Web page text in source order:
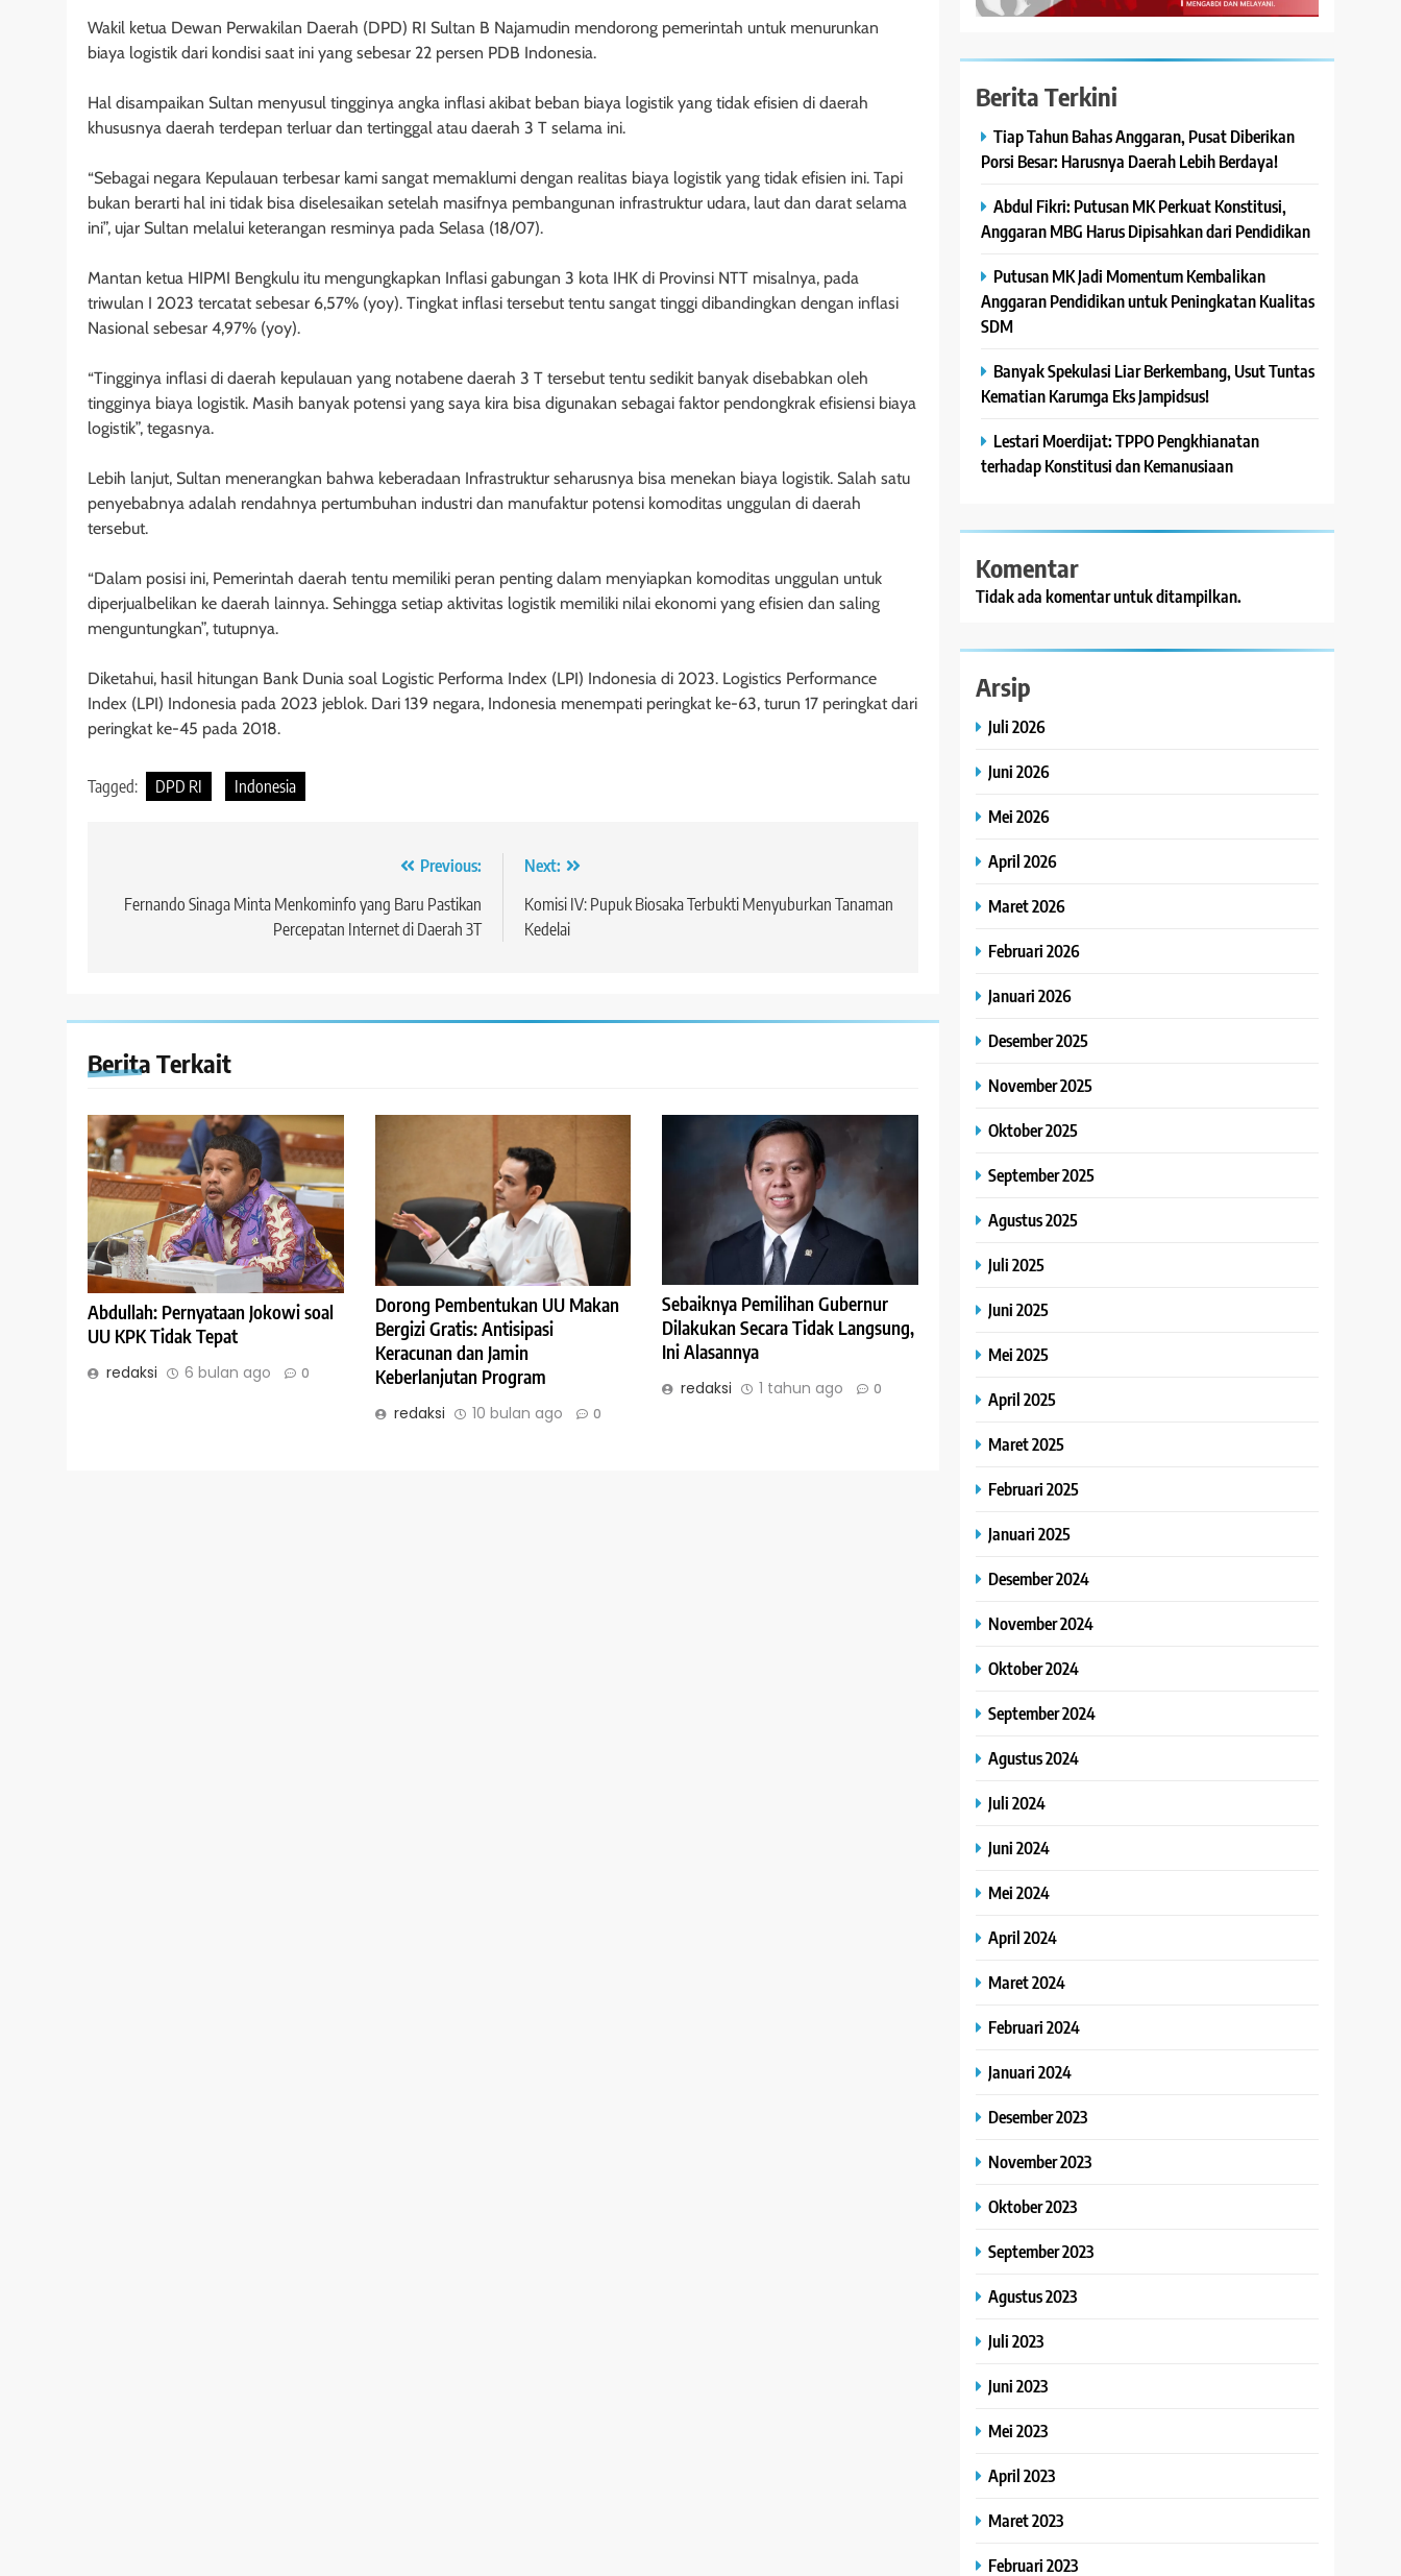
Wakil ketua Dewan Perwakilan Daerah (DPD) RI Sultan B Najamudin mendorong pemerintah untuk menurunkan
biaya logistik dari kondisi saat ini yang sebesar 22 persen PDB Indonesia.
Hal disampaikan Sultan menyusul tingginya angka inflasi akibat beban biaya logistik yang tidak efisien di daerah
khususnya daerah terdepan terluar dan tertinggal atau daerah 3 T selama ini.
“Sebagai negara Kepulauan terbesar kami sangat memaklumi dengan realitas biaya logistik yang tidak efisien ini. Tapi
bukan berarti hal ini tidak bisa diselesaikan setelah masifnya pembangunan infrastruktur udara, laut dan darat selama
ini”, ujar Sultan melalui keterangan resminya pada Selasa (18/07).
Mantan ketua HIPMI Bengkulu itu mengungkapkan Inflasi gabungan 3 kota IHK di Provinsi NTT misalnya, pada
triwulan I 2023 tercatat sebesar 6,57% (yoy). Tingkat inflasi tersebut tentu sangat tinggi dibandingkan dengan inflasi
Nasional sebesar 4,97% (yoy).
“Tingginya inflasi di daerah kepulauan yang notabene daerah 3 T tersebut tentu sedikit banyak disebabkan oleh
tingginya biaya logistik. Masih banyak potensi yang saya kira bisa digunakan sebagai faktor pendongkrak efisiensi biaya
logistik”, tegasnya.
Lebih lanjut, Sultan menerangkan bahwa keberadaan Infrastruktur seharusnya bisa menekan biaya logistik. Salah satu
penyebabnya adalah rendahnya pertumbuhan industri dan manufaktur potensi komoditas unggulan di daerah
tersebut.
“Dalam posisi ini, Pemerintah daerah tentu memiliki peran penting dalam menyiapkan komoditas unggulan untuk
diperjualbelikan ke daerah lainnya. Sehingga setiap aktivitas logistik memiliki nilai ekonomi yang efisien dan saling
menguntungkan”, tutupnya.
Diketahui, hasil hitungan Bank Dunia soal Logistic Performa Index (LPI) Indonesia di 2023. Logistics Performance
Index (LPI) Indonesia pada 2023 jeblok. Dari 139 negara, Indonesia menempati peringkat ke-63, turun 17 peringkat dari
peringkat ke-45 pada 2018.
Tagged: DPD RI Indonesia
pos
Previous:
Fernando Sinaga Minta Menkominfo yang Baru Pastikan
Percepatan Internet di Daerah 3T
Next:
Komisi IV: Pupuk Biosaka Terbukti Menyuburkan Tanaman
Kedelai
Berita Terkait
Abdullah: Pernyataan Jokowi soal
UU KPK Tidak Tepat
redaksi 6 bulan ago 0
Dorong Pembentukan UU Makan
Bergizi Gratis: Antisipasi
Keracunan dan Jamin
Keberlanjutan Program
redaksi 10 bulan ago 0
Sebaiknya Pemilihan Gubernur
Dilakukan Secara Tidak Langsung,
Ini Alasannya
redaksi 1 tahun ago 0
Berita Terkini
Tiap Tahun Bahas Anggaran, Pusat Diberikan
Porsi Besar: Harusnya Daerah Lebih Berdaya!
Abdul Fikri: Putusan MK Perkuat Konstitusi,
Anggaran MBG Harus Dipisahkan dari Pendidikan
Putusan MK Jadi Momentum Kembalikan
Anggaran Pendidikan untuk Peningkatan Kualitas
SDM
Banyak Spekulasi Liar Berkembang, Usut Tuntas
Kematian Karumga Eks Jampidsus!
Lestari Moerdijat: TPPO Pengkhianatan
terhadap Konstitusi dan Kemanusiaan
Komentar
Tidak ada komentar untuk ditampilkan.
Arsip
Juli 2026
Juni 2026
Mei 2026
April 2026
Maret 2026
Februari 2026
Januari 2026
Desember 2025
November 2025
Oktober 2025
September 2025
Agustus 2025
Juli 2025
Juni 2025
Mei 2025
April 2025
Maret 2025
Februari 2025
Januari 2025
Desember 2024
November 2024
Oktober 2024
September 2024
Agustus 2024
Juli 2024
Juni 2024
Mei 2024
April 2024
Maret 2024
Februari 2024
Januari 2024
Desember 2023
November 2023
Oktober 2023
September 2023
Agustus 2023
Juli 2023
Juni 2023
Mei 2023
April 2023
Maret 2023
Februari 2023